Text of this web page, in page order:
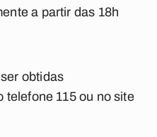
a partir das 18h
obtidas
telefone 115 ou no site